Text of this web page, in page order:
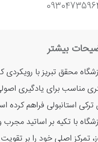
بیشتر
محقق تبریز با
مناسب برای یادگیری
ترکی استانبولی فراهم کرده
با تکیه بر اساتید
تمرکز اصلی خود را بر